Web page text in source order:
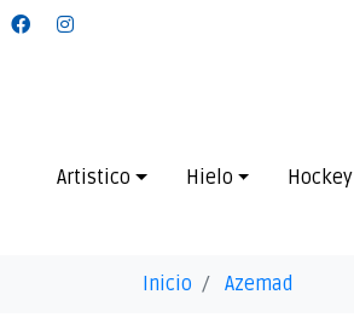
Artistico Hielo Hockey
Inicio Azemad